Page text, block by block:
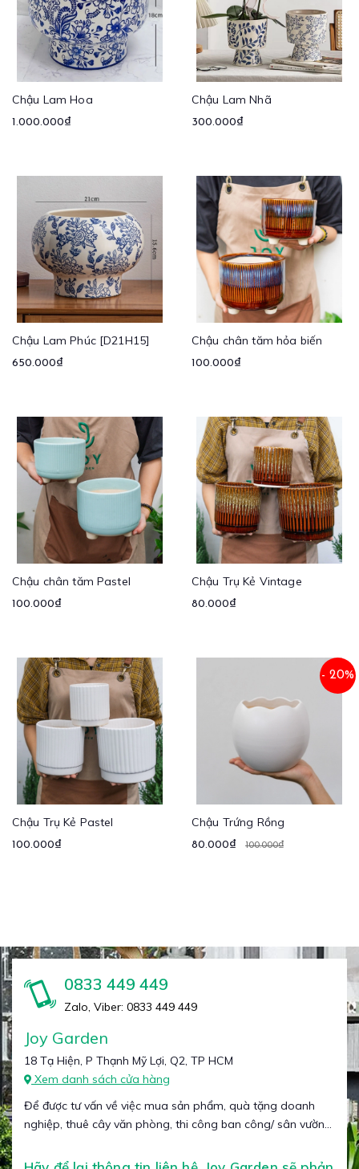
Chậu Lam Hoa
1.000.000₫
Chậu Lam Nhã
300.000₫
Chậu Lam Phúc [D21H15]
650.000₫
Chậu chân tăm hỏa biến
100.000₫
Chậu chân tăm Pastel
100.000₫
Chậu Trụ Kẻ Vintage
80.000₫
Chậu Trụ Kẻ Pastel
100.000₫
- 20%
Chậu Trứng Rồng
80.000₫ 100.000₫
0833 449 449
Zalo, Viber: 0833 449 449
Joy Garden
18 Tạ Hiện, P Thạnh Mỹ Lợi, Q2, TP HCM
Xem danh sách cửa hàng
Để được tư vấn về việc mua sản phẩm, quà tặng doanh
nghiệp, thuê cây văn phòng, thi công ban công/ sân vườn...